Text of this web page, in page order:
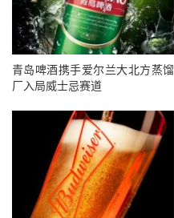
青岛啤酒携手爱尔兰大北方蒸馏
厂入局威士忌赛道